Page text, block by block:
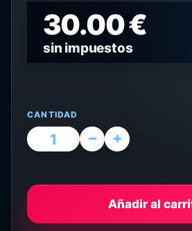
30.00 €
sin impuestos
CANTIDAD
Añadir al